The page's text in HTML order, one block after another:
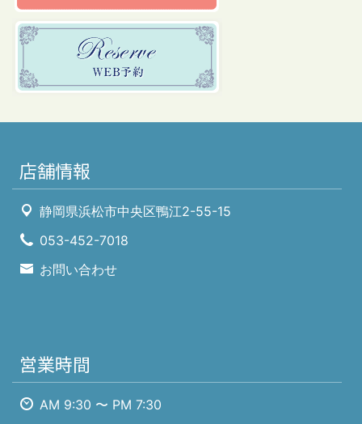
店舗情報
静岡県浜松市中央区鴨江2-55-15
053-452-7018
お問い合わせ
営業時間
AM 9:30 〜 PM 7:30